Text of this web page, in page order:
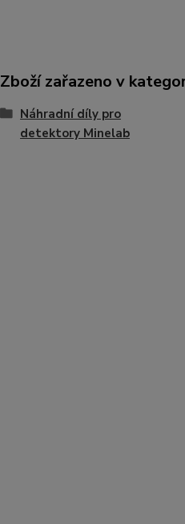
Zboží zařazeno v
Náhradní díly pro
detektory Minelab